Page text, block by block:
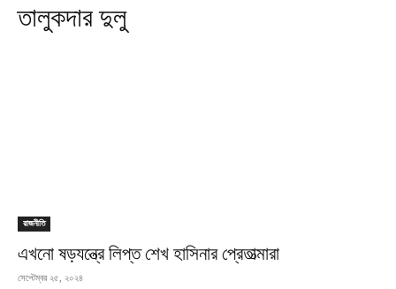
তালুকদার দুলু
রাজনীতি
এখনো ষড়যন্ত্রে লিপ্ত শেখ হাসিনার প্রেতাত্মারা
সেপ্টেম্বর ২৫, ২০২৪